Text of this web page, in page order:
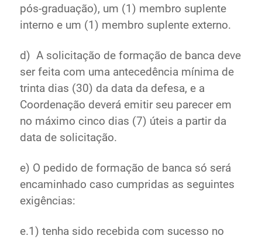
pós-graduação), um (1) membro suplente
interno e um (1) membro suplente externo.
d) A solicitação de formação de banca deve
ser feita com uma antecedência mínima de
trinta dias (30) da data da defesa, e a
Coordenação deverá emitir seu parecer em
no máximo cinco dias (7) úteis a partir da
data de solicitação.
e) O pedido de formação de banca só será
encaminhado caso cumpridas as seguintes
exigências:
e.1) tenha sido recebida com sucesso no